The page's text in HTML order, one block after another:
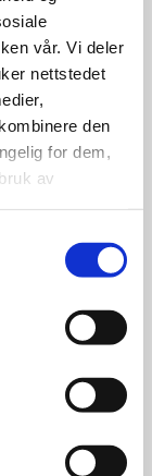
vår. Vi deler
nettstedet
den
for dem,
av
86T